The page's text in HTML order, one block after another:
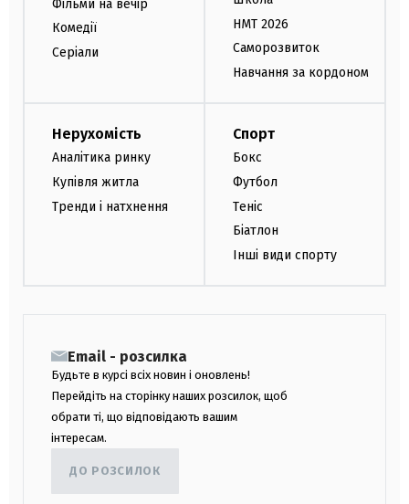
Фільми на вечір
Комедії
Серіали
НМТ 2026
Саморозвиток
Навчання за кордоном
Нерухомість
Аналітика ринку
Купівля житла
Тренди і натхнення
Спорт
Бокс
Футбол
Теніс
Біатлон
Інші види спорту
Email - розсилка
Будьте в курсі всіх новин і оновлень!
Перейдіть на сторінку наших розсилок, щоб
обрати ті, що відповідають вашим
інтересам.
ДО РОЗСИЛОК